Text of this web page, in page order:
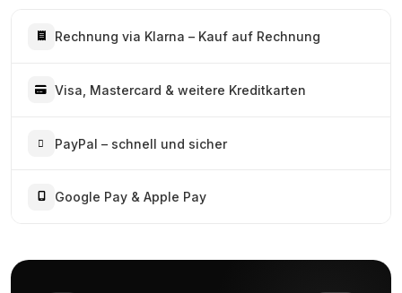
Rechnung via Klarna – Kauf auf Rechnung
Visa, Mastercard & weitere Kreditkarten
PayPal – schnell und sicher
Google Pay & Apple Pay